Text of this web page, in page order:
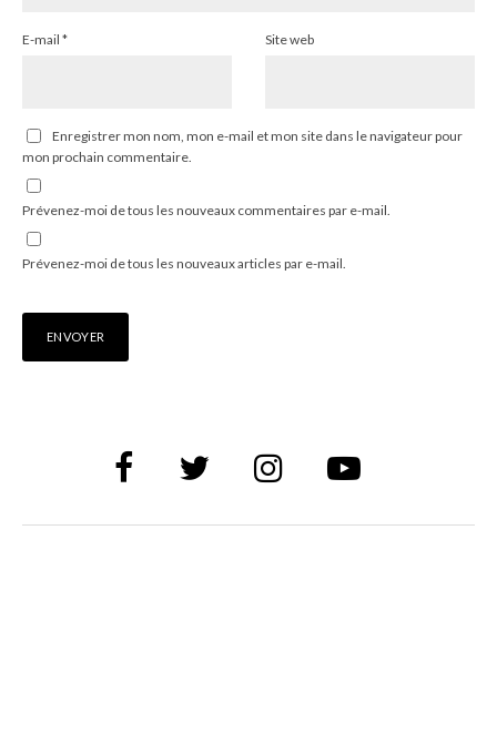
E-mail * Site web
Enregistrer mon nom, mon e-mail et mon site dans le navigateur pour
mon prochain commentaire.
Prévenez-moi de tous les nouveaux commentaires par e-mail.
Prévenez-moi de tous les nouveaux articles par e-mail.